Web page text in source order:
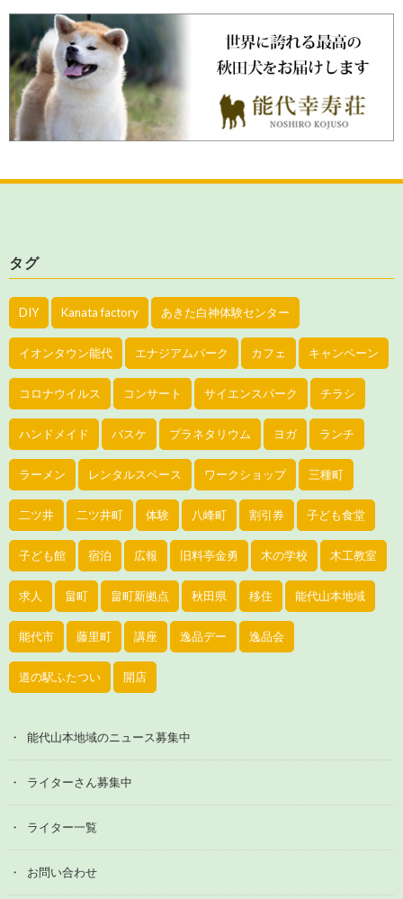
タグ
DIY Kanata factory あきた白神体験センター
イオンタウン能代 エナジアムパーク カフェ キャンペーン
コロナウイルス コンサート サイエンスパーク チラシ
ハンドメイド バスケ プラネタリウム ヨガ ランチ
ラーメン レンタルスペース ワークショップ 三種町
二ツ井 二ツ井町 体験 八峰町 割引券 子ども食堂
子ども館 宿泊 広報 旧料亭金勇 木の学校 木工教室
求人 畠町 畠町新拠点 秋田県 移住 能代山本地域
能代市 藤里町 講座 逸品デー 逸品会
道の駅ふたつい 開店
能代山本地域のニュース募集中
ライターさん募集中
ライター一覧
お問い合わせ